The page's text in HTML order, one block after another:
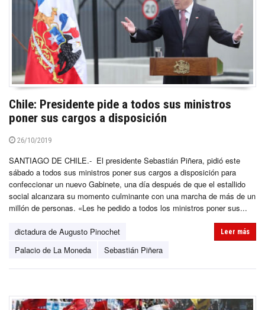
Chile: Presidente pide a todos sus ministros
poner sus cargos a disposición
26/10/2019
SANTIAGO DE CHILE.- El presidente Sebastián Piñera, pidió este
sábado a todos sus ministros poner sus cargos a disposición para
confeccionar un nuevo Gabinete, una día después de que el estallido
social alcanzara su momento culminante con una marcha de más de un
millón de personas. «Les he pedido a todos los ministros poner sus...
dictadura de Augusto Pinochet
Palacio de La Moneda
Sebastián Piñera
Leer más